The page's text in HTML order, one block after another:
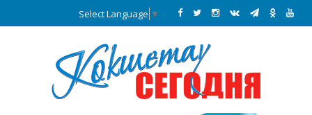
Select Language ▼